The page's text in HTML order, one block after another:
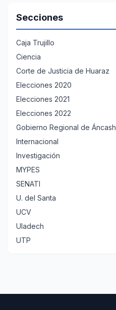
Secciones
Caja Trujillo
Ciencia
Corte de Justicia de Huaraz
Elecciones 2020
Elecciones 2021
Elecciones 2022
Gobierno Regional de Áncash
Internacional
Investigación
MYPES
SENATI
U. del Santa
UCV
Uladech
UTP